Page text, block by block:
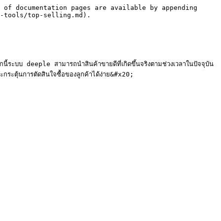
pages are available by appending
tools/top-selling.md).
ระบบ deeple สามารถนำสินค้าขายดีที่เกิดขึ้นจริงตามช่วงเวลาในปัจจุบัน
ะตุ้นการตัดสินใจซื้อของลูกค้าได้ง่าย&#x20;